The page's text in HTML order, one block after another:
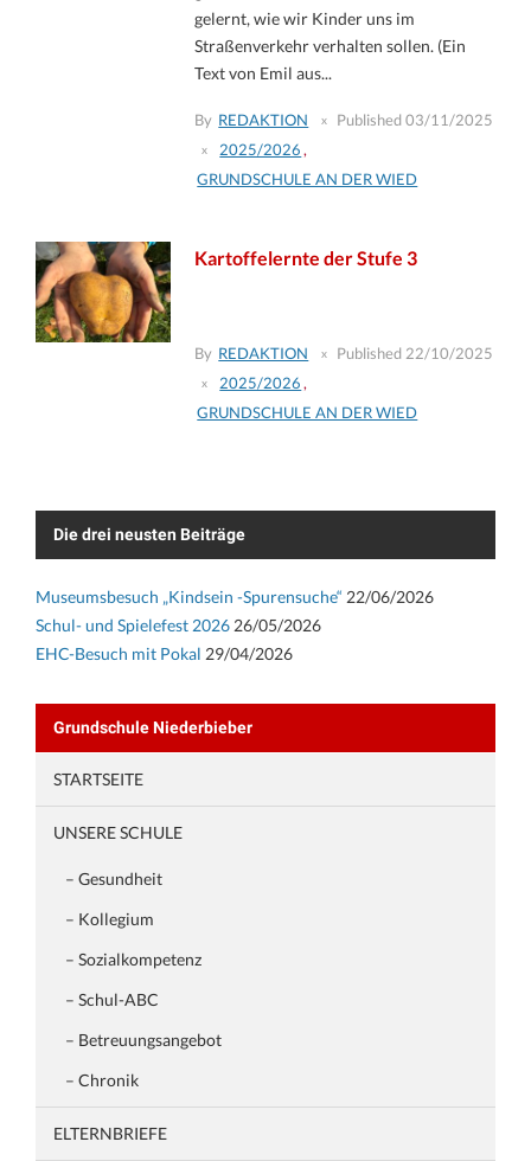
gelernt, wie wir Kinder uns im
Straßenverkehr verhalten sollen. (Ein
Text von Emil aus...
By REDAKTION Published03/11/2025
2025/2026 ,
GRUNDSCHULE AN DER WIED
Kartoffelernte der Stufe 3
By REDAKTION Published 22/10/2025
2025/2026 ,
GRUNDSCHULE AN DER WIED
Die drei neusten Beiträge
Museumsbesuch „Kindsein -Spurensuche“ 22/06/2026
Schul- und Spielefest 2026 26/05/2026
EHC-Besuch mit Pokal 29/04/2026
Grundschule Niederbieber
STARTSEITE
UNSERE SCHULE
– Gesundheit
– Kollegium
– Sozialkompetenz
– Schul-ABC
– Betreuungsangebot
– Chronik
ELTERNBRIEFE